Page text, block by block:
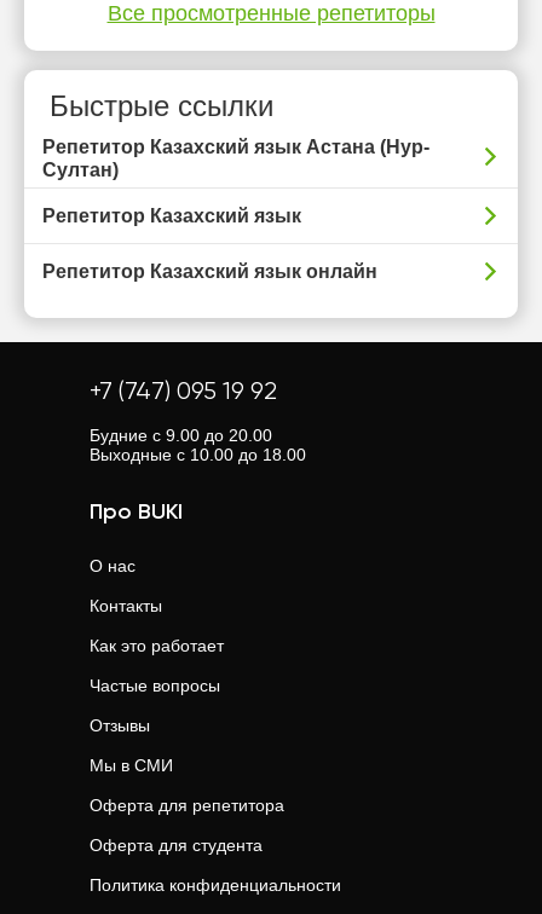
Все просмотренные репетиторы
Быстрые ссылки
Репетитор Казахский язык Астана (Нур-
Султан)
Репетитор Казахский язык
Репетитор Казахский язык онлайн
+7 (747) 095 19 92
Будние с 9.00 до 20.00
Выходные с 10.00 до 18.00
Про BUKI
О нас
Контакты
Как это работает
Частые вопросы
Отзывы
Мы в СМИ
Оферта для репетитора
Оферта для студента
Политика конфиденциальности